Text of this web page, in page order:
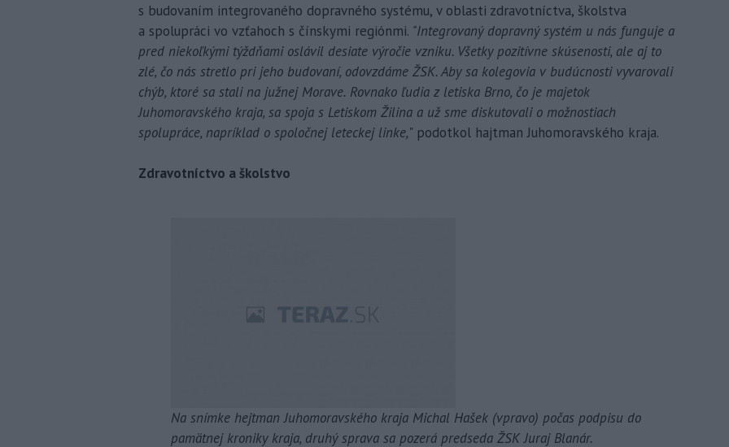
s budovaním integrovaného dopravného systému, v oblasti zdravotníctva, školstva
a spolupráci vo vzťahoch s čínskymi regiónmi. "Integrovaný dopravný systém u nás funguje a
pred niekoľkými týždňami oslávil desiate výročie vzniku. Všetky pozitívne skúsenosti, ale aj to
zlé, čo nás stretlo pri jeho budovaní, odovzdáme ŽSK. Aby sa kolegovia v budúcnosti vyvarovali
chýb, ktoré sa stali na južnej Morave. Rovnako ľudia z letiska Brno, čo je majetok
Juhomoravského kraja, sa spoja s Letiskom Žilina a už sme diskutovali o možnostiach
spolupráce, napríklad o spoločnej leteckej linke," podotkol hajtman Juhomoravského kraja.
Zdravotníctvo a školstvo
Na snímke hejtman Juhomoravského kraja Michal Hašek (vpravo) počas podpisu do
pamätnej kroniky kraja, druhý sprava sa pozerá predseda ŽSK Juraj Blanár.